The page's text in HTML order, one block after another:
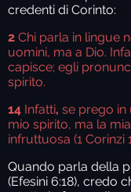
credenti di Corinto:
2 Chi parla in lingue
uomini, ma a Dio.
capisce; egli
spirito.
14 Infatti, se prego in
mio spirito, ma la
infruttuosa (1 Corinzi
Quando parla della
(Efesini 6:18), credo